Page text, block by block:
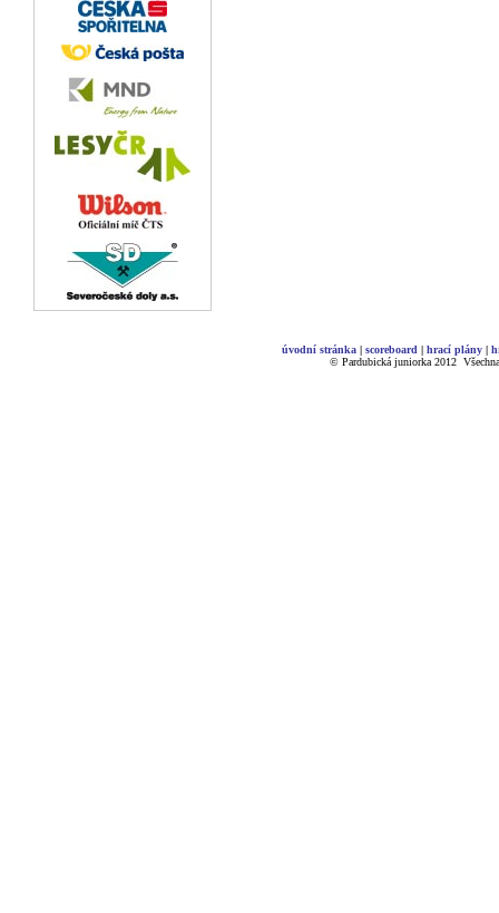
úvodní stránka| scoreboard | hrací plány|
© Pardubická juniorka 2012.